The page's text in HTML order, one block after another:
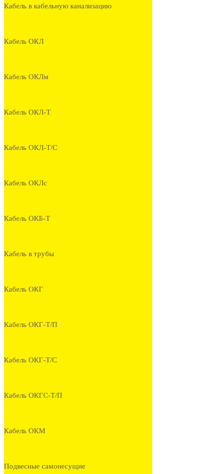
Кабель в кабельную канализацию
Кабель ОКЛ
Кабель ОКЛм
Кабель ОКЛ-Т
Кабель ОКЛ-Т/С
Кабель ОКЛс
Кабель ОКБ-Т
Кабель в трубы
Кабель ОКГ
Кабель ОКГ-Т/П
Кабель ОКГ-Т/С
Кабель ОКГС-Т/П
Кабель ОКМ
Подвесные самонесущие